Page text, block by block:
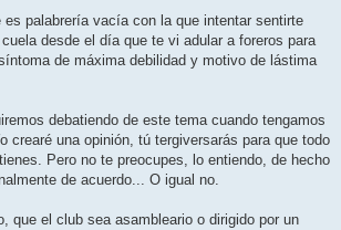
es palabrería vacía con la que intentar sentirte
desde el día que te vi adular a foreros para
de máxima debilidad y motivo de lástima
debatiendo de este tema cuando tengamos
crearé una opinión, tú tergiversarás para que todo
Pero no te preocupes, lo entiendo, de hecho
de acuerdo... O igual no.
que el club sea asambleario o dirigido por un